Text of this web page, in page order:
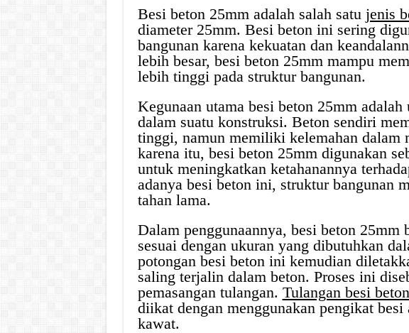
Besi beton 25mm adalah salah satu jenis
diameter 25mm. Besi beton ini sering
bangunan karena kekuatan dan
lebih besar, besi beton 25mm mampu
lebih tinggi pada struktur bangunan.
Kegunaan utama besi beton 25mm
dalam suatu konstruksi. Beton sendiri
tinggi, namun memiliki kelemahan dalam
karena itu, besi beton 25mm digunakan
untuk meningkatkan ketahanannya
adanya besi beton ini, struktur bangunan
tahan lama.
Dalam penggunaannya, besi beton 25mm
sesuai dengan ukuran yang dibutuhkan
potongan besi beton ini kemudian
saling terjalin dalam beton. Proses ini
pemasangan tulangan. Tulangan besi beton
diikat dengan menggunakan pengikat besi
kawat.